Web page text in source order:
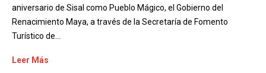
aniversario de Sisal como Pueblo Mágico, el Gobierno del
Renacimiento Maya, a través de la Secretaría de Fomento
Turístico de...
Leer Más